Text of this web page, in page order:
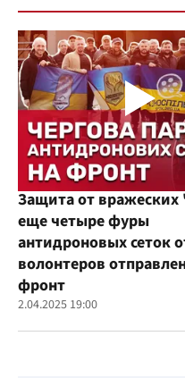
Защита от
еще четыре фуры
антидроновых сеток
волонтеров
фронт
2.04.2025 19:00